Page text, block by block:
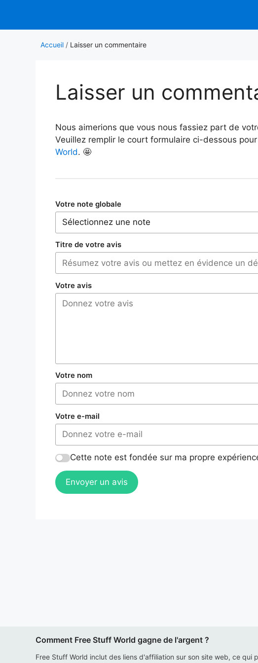
contenu
Accueil / Laisser un commentaire
Laisser un
Nous aimerions que vous nous fassiez part de
Veuillez remplir le court formulaire ci-dessous
World. 🤩
Votre note globale
Titre de votre avis
Votre avis
Votre nom
Votre e-mail
Cette note est fondée sur ma propre
Envoyer un avis
Comment Free Stuff World gagne de l'argent ?
Free Stuff World inclut des liens d'affiliation sur son site web, ce